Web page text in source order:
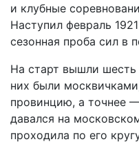
и клубные
Наступил февраль
сезонная проба сил в
На старт вышли шесть
них были
провинцию, а точнее
давался на
проходила по его